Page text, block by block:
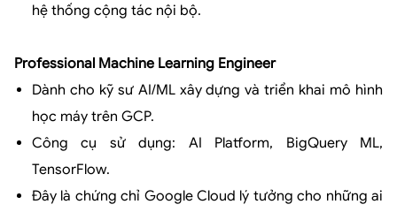
hệ thống cộng tác nội bộ.
Professional Machine Learning Engineer
Dành cho kỹ sư AI/ML xây dựng và triển khai mô hình
học máy trên GCP.
Công cụ sử dụng: AI Platform, BigQuery ML,
TensorFlow.
Đây là chứng chỉ Google Cloud lý tưởng cho những ai